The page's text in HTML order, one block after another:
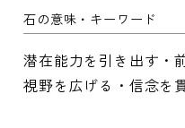
石の意味・キーワード
潜在能力を引き出す・
視野を広げる・信念を